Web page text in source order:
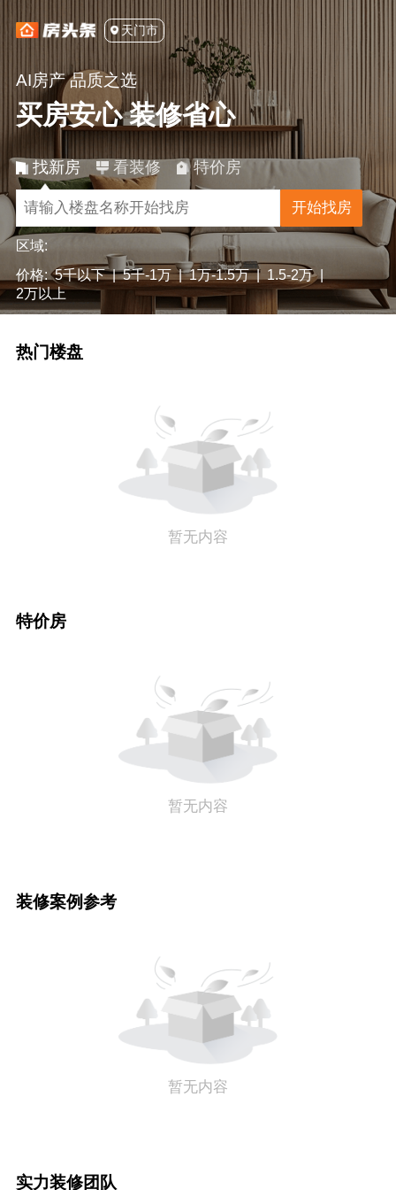
天门市
AI房产 品质之选
买房安心 装修省心
找新房 看装修 特价房
开始找房
区域:
价格:5千以下 | 5千-1万 | 1万-1.5万 | 1.5-2万
2万以上
热门楼盘
暂无内容
特价房
暂无内容
装修案例参考
暂无内容
实力装修团队